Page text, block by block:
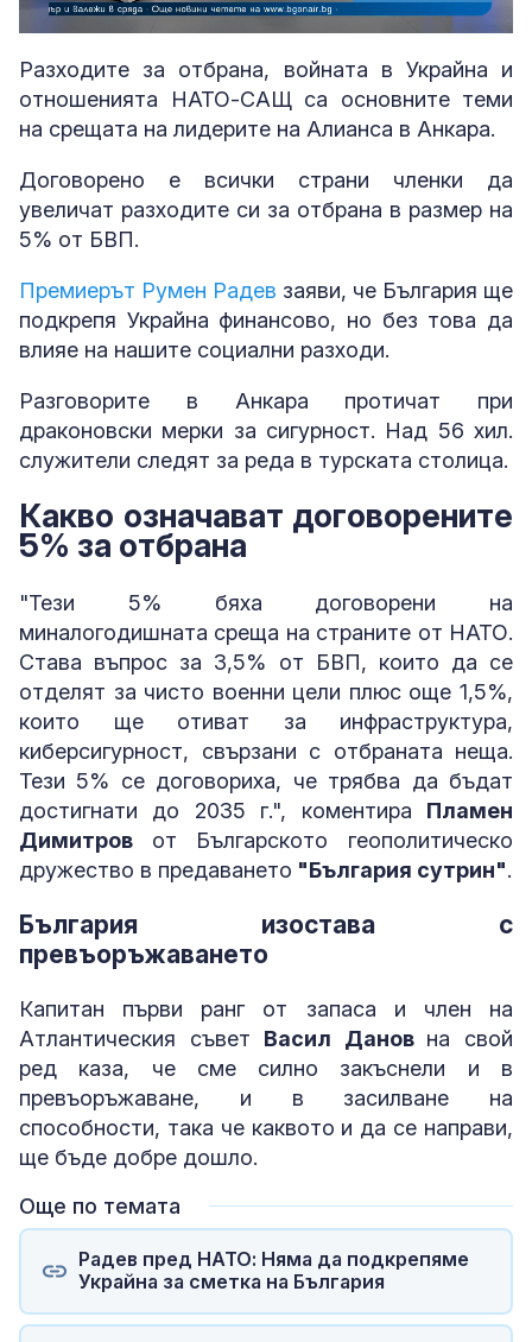
Unmute Loaded:
Разходите за отбрана, войната в Украйна и
отношенията НАТО-САЩ са основните теми
на срещата на лидерите на Алианса в Анкара.
Договорено е всички страни членки да
увеличат разходите си за отбрана в размер на
5% от БВП.
Премиерът Румен Радев заяви, че България ще
подкрепя Украйна финансово, но без това да
влияе на нашите социални разходи.
Разговорите в Анкара протичат при
драконовски мерки за сигурност. Над 56 хил.
служители следят за реда в турската столица.
Какво означават договорените
5% за отбрана
"Тези 5% бяха договорени на
миналогодишната среща на страните от НАТО.
Става въпрос за 3,5% от БВП, които да се
отделят за чисто военни цели плюс още 1,5%,
които ще отиват за инфраструктура,
киберсигурност, свързани с отбраната неща.
Тези 5% се договориха, че трябва да бъдат
достигнати до 2035 г.", коментира Пламен
Димитров от Българското геополитическо
дружество в предаването "България сутрин".
България изостава с
превъоръжаването
Капитан първи ранг от запаса и член на
Атлантическия съвет Васил Данов на свой
ред каза, че сме силно закъснели и в
превъоръжаване, и в засилване на
способности, така че каквото и да се направи,
ще бъде добре дошло.
Още по темата
Радев пред НАТО: Няма да подкрепяме
Украйна за сметка на България